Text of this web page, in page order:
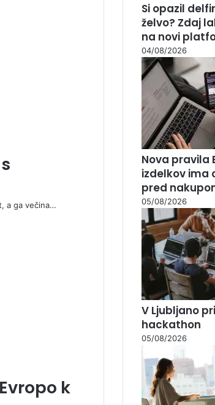
a ga večina…
k
Si opazil
želvo? Zdaj
na novi
04/08/2026
Nova pravila
izdelkov ima
pred
05/08/2026
V Ljubljano
hackathon
05/08/2026